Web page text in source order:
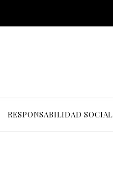
RESPONSABILIDAD SOCIAL